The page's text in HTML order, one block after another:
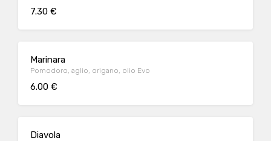
7.30 €
Marinara
Pomodoro, aglio, origano, olio Evo
6.00 €
Diavola